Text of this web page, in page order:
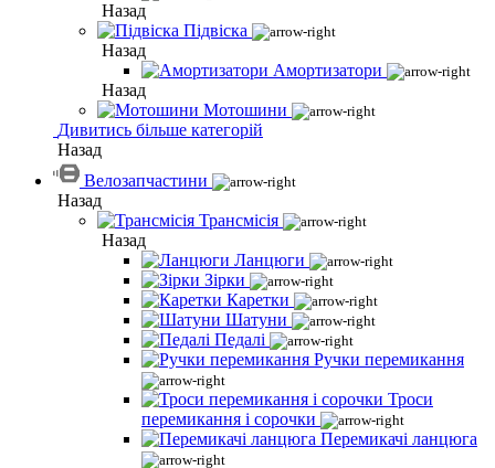
Назад
Підвіска
Назад
Амортизатори
Назад
Мотошини
Дивитись більше категорій
Назад
Велозапчастини
Назад
Трансмісія
Назад
Ланцюги
Зірки
Каретки
Шатуни
Педалі
Ручки перемикання
Троси
перемикання і сорочки
Перемикачі ланцюга